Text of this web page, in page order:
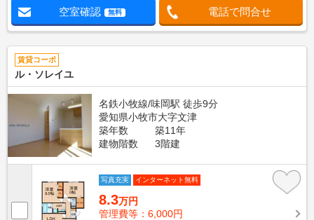
空室確認 無料 電話で問合せ
賃貸コーポ
ル・ソレイユ
名鉄小牧線/味岡駅 徒歩9分
愛知県小牧市大字文津
築年数
築11年
建物階数
3階建
写真充実 インターネット無料
8.3万円
管理費等：6,000円